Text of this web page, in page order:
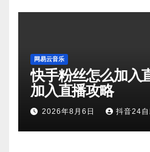
网易云音乐
快手粉丝怎么加入
加入直播攻略
2026年8月6日 抖音24